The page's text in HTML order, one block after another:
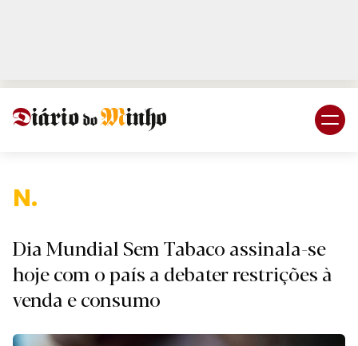
Nacion
Dia Mundial Sem Tabaco assinala-se
hoje com o país a debater restrições à
venda e consumo